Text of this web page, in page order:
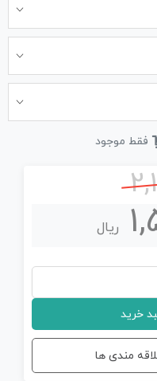
فقط موجود
ریال
خرید
مندی ها